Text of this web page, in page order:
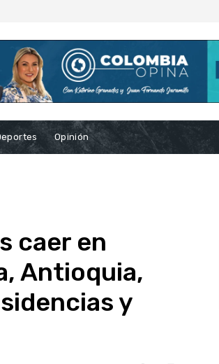
Opinión
caer en
Antioquia,
y